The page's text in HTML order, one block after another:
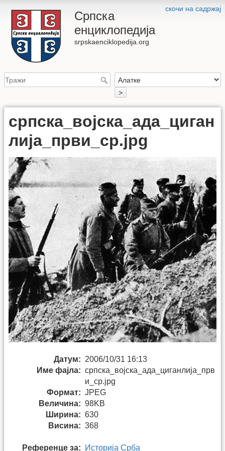
скочи на садржај
Српска
енциклопедија
srpskaenciklopedija.org
>
српска_војска_ада_циган
лија_први_ср.jpg
Датум: 2006/10/31 16:13
Име фајла: српска_војска_ада_циганлија_прв
и_ср.jpg
Формат: JPEG
Величина: 98KB
Ширина: 630
Висина: 368
Референце за: Историја Срба